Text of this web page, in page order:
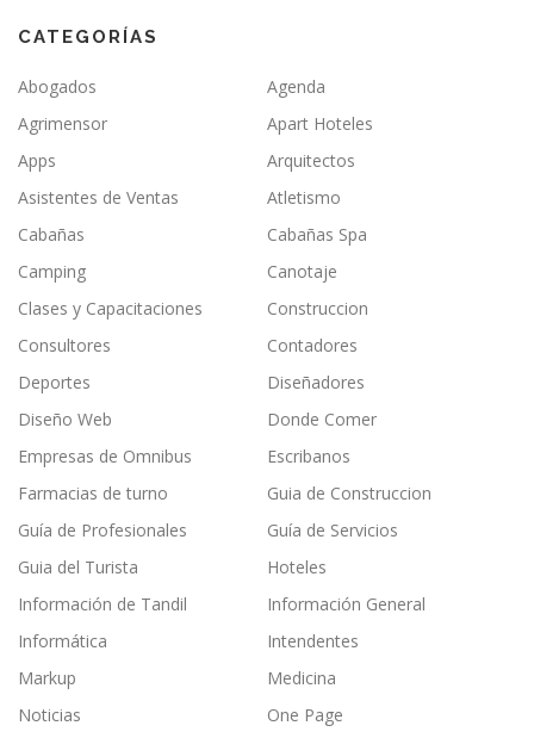
CATEGORÍAS
Abogados
Agenda
Agrimensor
Apart Hoteles
Apps
Arquitectos
Asistentes de Ventas
Atletismo
Cabañas
Cabañas Spa
Camping
Canotaje
Clases y Capacitaciones
Construccion
Consultores
Contadores
Deportes
Diseñadores
Diseño Web
Donde Comer
Empresas de Omnibus
Escribanos
Farmacias de turno
Guia de Construccion
Guía de Profesionales
Guía de Servicios
Guia del Turista
Hoteles
Información de Tandil
Información General
Informática
Intendentes
Markup
Medicina
Noticias
One Page